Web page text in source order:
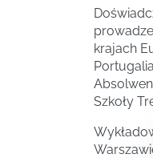
krajach
Szkoły